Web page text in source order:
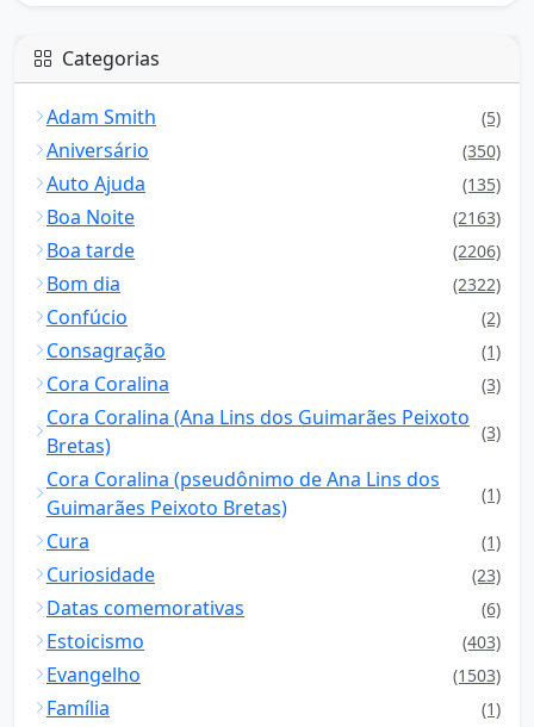
Categorias
Adam Smith (5)
Aniversário (350)
Auto Ajuda (135)
Boa Noite (2163)
Boa tarde (2206)
Bom dia (2322)
Confúcio (2)
Consagração (1)
Cora Coralina (3)
Cora Coralina (Ana Lins dos Guimarães Peixoto
Bretas)
(3)
Cora Coralina (pseudônimo de Ana Lins dos
Guimarães Peixoto Bretas)
(1)
Cura (1)
Curiosidade (23)
Datas comemorativas (6)
Estoicismo (403)
Evangelho (1503)
Família (1)